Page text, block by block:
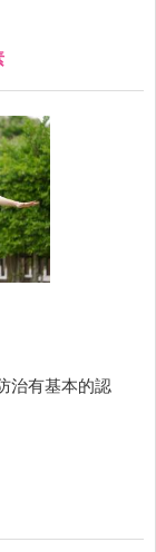
治有基本的認